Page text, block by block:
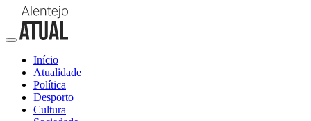
Início
Atualidade
Política
Desporto
Cultura